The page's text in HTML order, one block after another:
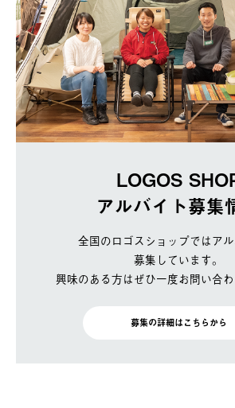
LOGOS
アルバイト募集
全国のロゴスショップではア
募集しています。
興味のある方はぜひ一度お問い合わ
募集の詳細はこちらから